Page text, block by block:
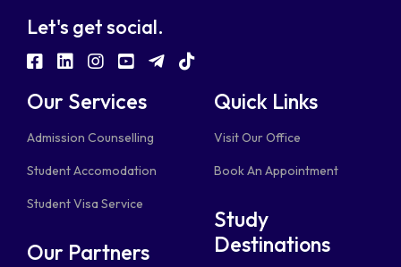
Let's get social.
fab
square
fab
fa-
fab
fa-
fab
square
fabfab
fa-
Our Services
Admission Counselling
Student Accomodation
Student Visa Service
Our Partners
Quick Links
Visit Our Office
Book An Appointment
Study
Destinations